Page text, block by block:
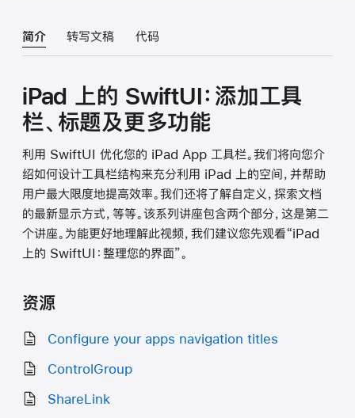
简介 转写文稿 代码
iPad 上的 SwiftUI：添加工具
栏、标题及更多功能
利用 SwiftUI 优化您的 iPad App 工具栏。我们将向您介
绍如何设计工具栏结构来充分利用 iPad 上的空间，并帮助
用户最大限度地提高效率。我们还将了解自定义，探索文档
的最新显示方式，等等。该系列讲座包含两个部分，这是第二
个讲座。为能更好地理解此视频，我们建议您先观看“iPad
上的 SwiftUI：整理您的界面”。
资源
Configure your apps navigation titles
ControlGroup
ShareLink